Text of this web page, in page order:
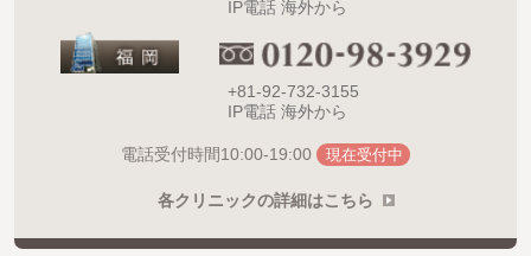
IP電話 海外から
+81-92-732-3155
IP電話 海外から
電話受付時間10:00-19:00 現在受付中
各クリニックの詳細はこちら